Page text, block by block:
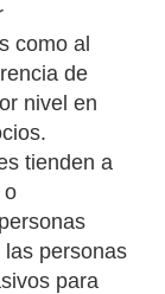
como al
de
nivel en
tienden a
o
personas
para